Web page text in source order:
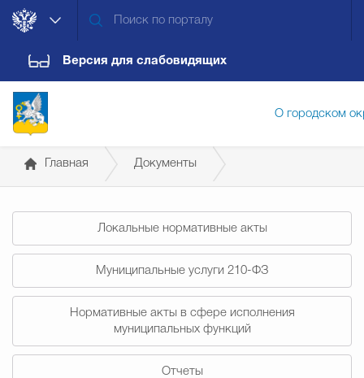
Версия для слабовидящих
О городском
Дума городского округа
Новости Обращения граждан
Главная Документы
Локальные нормативные акты
Муниципальные услуги 210-ФЗ
Нормативные акты в сфере исполнения
муниципальных функций
Отчеты